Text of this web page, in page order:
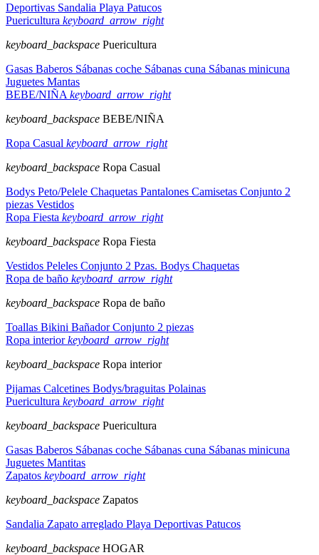
Deportivas Sandalia Playa Patucos
Puericultura keyboard_arrow_right
keyboard_backspace Puericultura
Gasas Baberos Sábanas coche Sábanas cuna Sábanas minicuna
Juguetes Mantas
BEBE/NIÑA keyboard_arrow_right
keyboard_backspace BEBE/NIÑA
Ropa Casual keyboard_arrow_right
keyboard_backspace Ropa Casual
Bodys Peto/Pelele Chaquetas Pantalones Camisetas Conjunto 2
piezas Vestidos
Ropa Fiesta keyboard_arrow_right
keyboard_backspace Ropa Fiesta
Vestidos Peleles Conjunto 2 Pzas. Bodys Chaquetas
Ropa de baño keyboard_arrow_right
keyboard_backspace Ropa de baño
Toallas Bikini BañadorConjunto 2 piezas
Ropa interiorkeyboard_arrow_right
keyboard_backspace Ropa interior
Pijamas Calcetines Bodys/braguitas Polainas
Puericultura keyboard_arrow_right
keyboard_backspace Puericultura
Gasas Baberos Sábanas coche Sábanas cuna Sábanas minicuna
Juguetes Mantitas
Zapatos keyboard_arrow_right
keyboard_backspace Zapatos
Sandalia Zapato arreglado Playa Deportivas Patucos
keyboard_backspace HOGAR